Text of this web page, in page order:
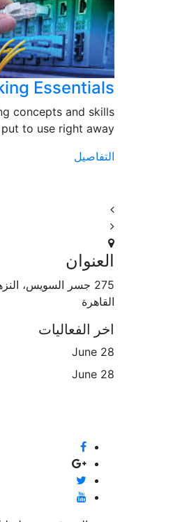
Essentials
concepts and skills
to use right away
التفاصيل
العنوان
275 جسر السويس،
القاهرة‬
اخر الفعاليات
28
June
28
June